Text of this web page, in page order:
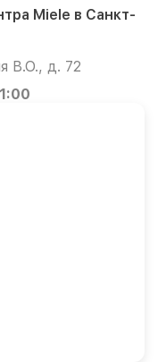
Miele в Санкт-
В.О., д. 72